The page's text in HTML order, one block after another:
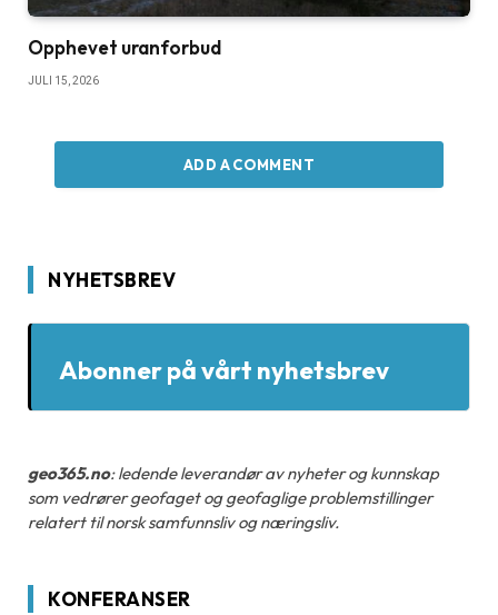
Opphevet uranforbud
JULI 15, 2026
ADD A COMMENT
NYHETSBREV
Abonner på vårt nyhetsbrev
geo365.no: ledende leverandør av nyheter og kunnskap
som vedrører geofaget og geofaglige problemstillinger
relatert til norsk samfunnsliv og næringsliv.
KONFERANSER